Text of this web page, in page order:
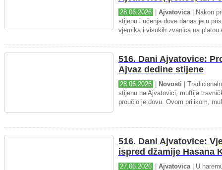
28.06.2026 Ajvatovica| Nakon
stijenu i učenja dove danas je u
vjernika i visokih zvanica na platou
516. Dani Ajvatovice:
Ajvaz dedine stijene
28.06.2026 Novosti |
stijenu na Ajvatovici, muftija
proučio je dovu. Ovom prilikom,
516. Dani Ajvatovice:
ispred džamije Hasana
27.06.2026 Ajvatovica| U